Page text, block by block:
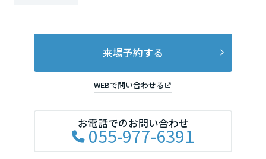
来場予約する
WEBで問い合わせる
お電話でのお問い合わせ
055-977-6391